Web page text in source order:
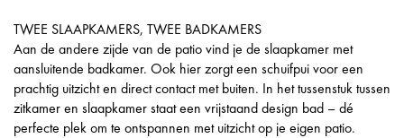
TWEE SLAAPKAMERS, TWEE BADKAMERS
Aan de andere zijde van de patio vind je de slaapkamer met
aansluitende badkamer. Ook hier zorgt een schuifpui voor een
prachtig uitzicht en direct contact met buiten. In het tussenstuk tussen
zitkamer en slaapkamer staat een vrijstaand design bad – dé
perfecte plek om te ontspannen met uitzicht op je eigen patio.